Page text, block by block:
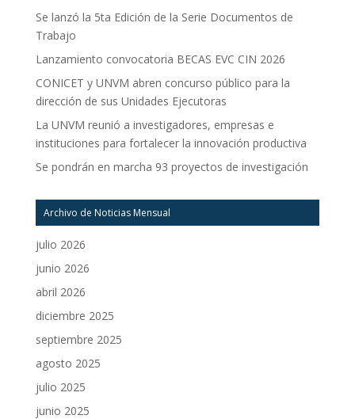
Se lanzó la 5ta Edición de la Serie Documentos de
Trabajo
Lanzamiento convocatoria BECAS EVC CIN 2026
CONICET y UNVM abren concurso público para la
dirección de sus Unidades Ejecutoras
La UNVM reunió a investigadores, empresas e
instituciones para fortalecer la innovación productiva
Se pondrán en marcha 93 proyectos de investigación
Archivo de Noticias Mensual
julio 2026
junio 2026
abril 2026
diciembre 2025
septiembre 2025
agosto 2025
julio 2025
junio 2025